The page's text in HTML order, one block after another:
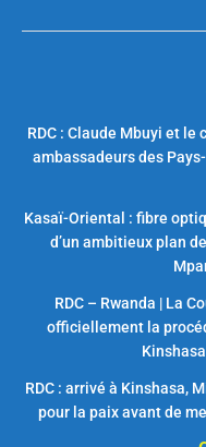
RDC : Claude Mbuyi et
ambassadeurs des
Kasaï-Oriental : fibre
d’un ambitieux plan
RDC – Rwanda | La
officiellement la
RDC : arrivé à Kinshasa,
pour la paix avant de